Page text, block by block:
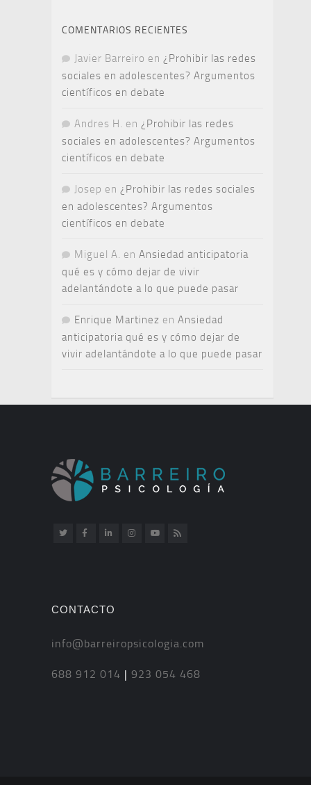
COMENTARIOS RECIENTES
Javier Barreiro en ¿Prohibir las redes
sociales en adolescentes? Argumentos
científicos en debate
Andres H. en ¿Prohibir las redes
sociales en adolescentes? Argumentos
científicos en debate
Josep en ¿Prohibir las redes sociales
en adolescentes? Argumentos
científicos en debate
Miguel A. en Ansiedad anticipatoria
qué es y cómo dejar de vivir
adelantándote a lo que puede pasar
Enrique Martinez en Ansiedad
anticipatoria qué es y cómo dejar de
vivir adelantándote a lo que puede pasar
CONTACTO
info@barreiropsicologia.com
688 912 014 | 923 054 468